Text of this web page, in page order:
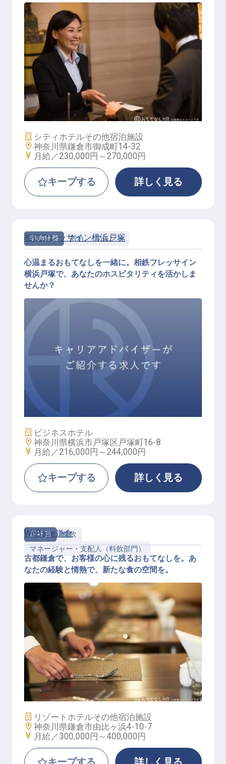
ナイトフロントマネージャー
施設業態
シティホテルその他宿泊施設
勤務地
神奈川県鎌倉市御成町14-32
給与
月給／230,000円～ 270,000円
キープする 詳しく見る
契約社員 宿泊 フロント
相鉄フレッサイン横浜戸塚
心温まるおもてなしを一緒に。相鉄フレッサイン
横浜戸塚で、あなたのホスピタリティを活かしま
せんか？
施設業態
ビジネスホテル
勤務地
神奈川県横浜市戸塚区戸塚町16-8
給与
月給／216,000円～ 244,000円
キープする 詳しく見る
正社員
料飲
マネージャー・支配人（料飲部門）
レストランホールマネージャー候補
WeBase鎌倉
古都鎌倉で、お客様の心に残るおもてなしを。あ
なたの経験と情熱で、新たな食の空間を。
施設業態
リゾートホテルその他宿泊施設
勤務地
神奈川県鎌倉市由比ヶ浜4-10-7
給与
月給／300,000円～400,000円